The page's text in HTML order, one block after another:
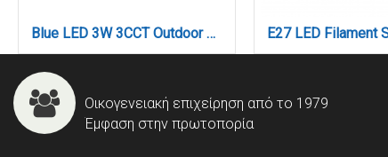
Blue LED 3W 3CCT Outdoor Wall Lamp Anthracite D:10cmx7cm (80202140)
Οικογενειακή επιχείρηση από το 1979
Έμφαση στην πρωτοπορία